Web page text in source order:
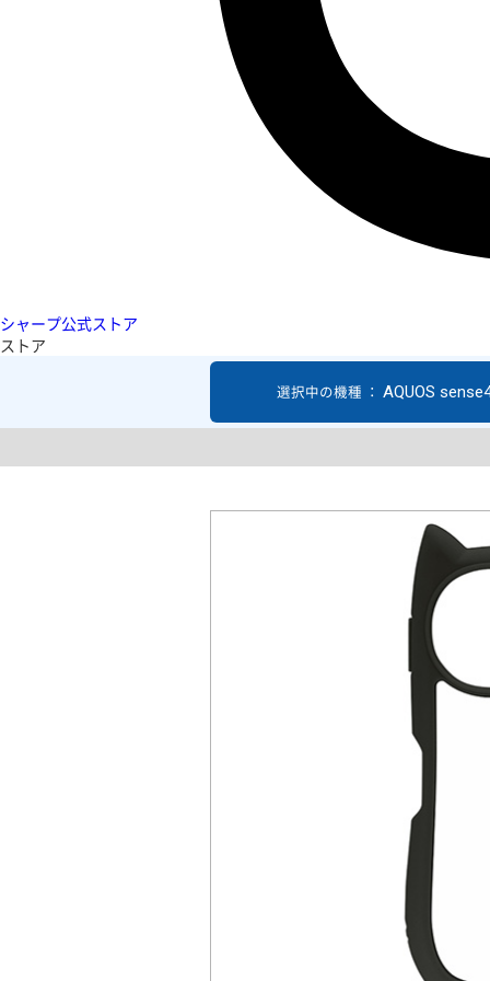
シャープ公式ストア
ストア
選択中の機種 ： AQUOS